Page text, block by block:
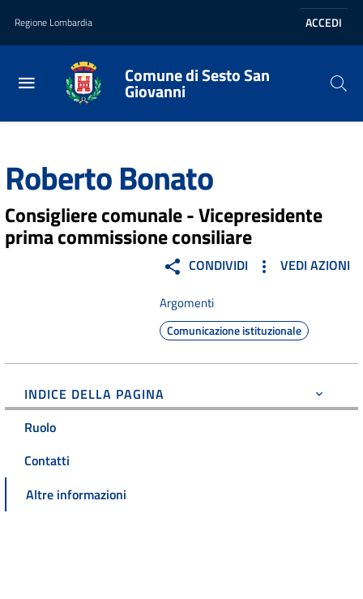
Vai al contenuto principale
Vai al footer
Regione Lombardia ACCEDI
Comune di Sesto San
Giovanni
Amministrazione
Roberto Bonato
Consigliere comunale - Vicepresidente
prima commissione consiliare
CONDIVIDI VEDI AZIONI
Argomenti
Comunicazione istituzionale
INDICE DELLA PAGINA
Ruolo
Contatti
Altre informazioni